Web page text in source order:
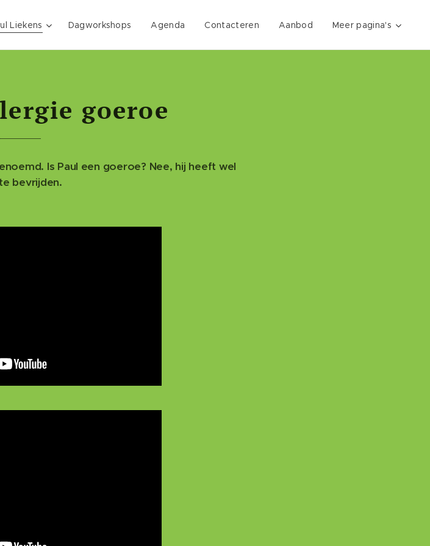
Liekens Dagworkshops Agenda Contacteren Aanbod Meer pagina's
goeroe
Is Paul een goeroe? Nee, hij heeft wel
bevrijden.